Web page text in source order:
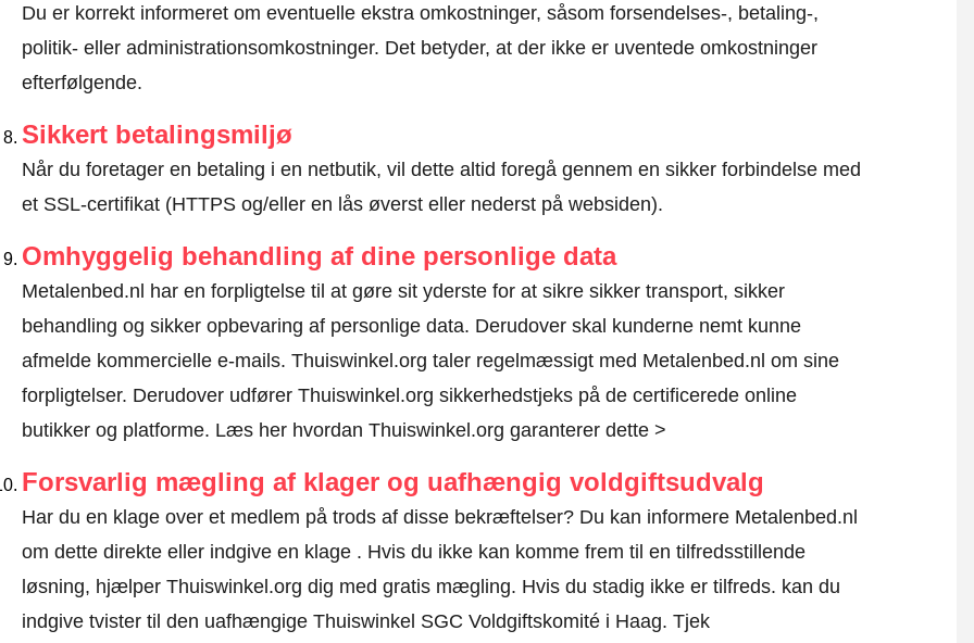
Du er korrekt informeret om eventuelle ekstra omkostninger, såsom forsendelses-, betaling-,
politik- eller administrationsomkostninger. Det betyder, at der ikke er uventede omkostninger
efterfølgende.
Sikkert betalingsmiljø
Når du foretager en betaling i en netbutik, vil dette altid foregå gennem en sikker forbindelse med
et SSL-certifikat (HTTPS og/eller en lås øverst eller nederst på websiden).
Omhyggelig behandling af dine personlige data
Metalenbed.nl har en forpligtelse til at gøre sit yderste for at sikre sikker transport, sikker
behandling og sikker opbevaring af personlige data. Derudover skal kunderne nemt kunne
afmelde kommercielle e-mails. Thuiswinkel.org taler regelmæssigt med Metalenbed.nl om sine
forpligtelser. Derudover udfører Thuiswinkel.org sikkerhedstjeks på de certificerede online
butikker og platforme. Læs her hvordan Thuiswinkel.org garanterer dette >
Forsvarlig mægling af klager og uafhængig voldgiftsudvalg
Har du en klage over et medlem på trods af disse bekræftelser? Du kan informere Metalenbed.nl
om dette direkte ellerindgive en klage. Hvis du ikke kan komme frem til en tilfredsstillende
løsning, hjælper Thuiswinkel.org dig med gratis mægling. Hvis du stadig ikke er tilfreds. kan du
indgive tvister til den uafhængige Thuiswinkel SGC Voldgiftskomité i Haag. Tjek